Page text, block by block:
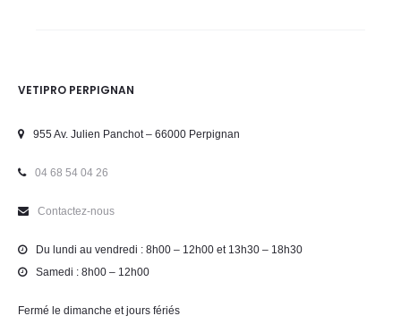
VETIPRO PERPIGNAN
955 Av. Julien Panchot – 66000 Perpignan
04 68 54 04 26
Contactez-nous
Du lundi au vendredi : 8h00 – 12h00 et 13h30 – 18h30
Samedi : 8h00 – 12h00
Fermé le dimanche et jours fériés